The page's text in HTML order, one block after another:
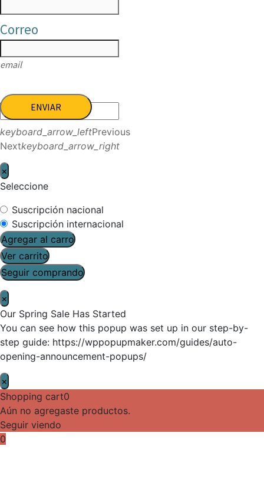
Correo
email
ENVIAR
keyboard_arrow_leftPrevious
Nextkeyboard_arrow_right
×
Seleccione
Suscripción nacional
Suscripción internacional
Agregar al carro
Ver carrito
Seguir comprando
×
Our Spring Sale Has Started
You can see how this popup was set up in our step-by-
step guide: https://wppopupmaker.com/guides/auto-
opening-announcement-popups/
×
Shopping cart0
Aún no agregaste productos.
Seguir viendo
0